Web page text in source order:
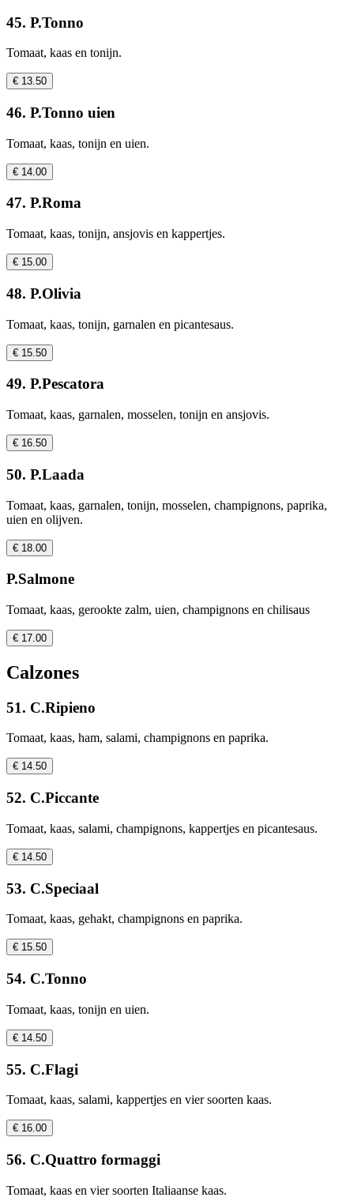
45. P.Tonno
Tomaat, kaas en tonijn.
€ 13.50
46. P.Tonno uien
Tomaat, kaas, tonijn en uien.
€ 14.00
47. P.Roma
Tomaat, kaas, tonijn, ansjovis en kappertjes.
€ 15.00
48. P.Olivia
Tomaat, kaas, tonijn, garnalen en picantesaus.
€ 15.50
49. P.Pescatora
Tomaat, kaas, garnalen, mosselen, tonijn en ansjovis.
€ 16.50
50. P.Laada
Tomaat, kaas, garnalen, tonijn, mosselen, champignons, paprika,
uien en olijven.
€ 18.00
P.Salmone
Tomaat, kaas, gerookte zalm, uien, champignons en chilisaus
€ 17.00
Calzones
51. C.Ripieno
Tomaat, kaas, ham, salami, champignons en paprika.
€ 14.50
52. C.Piccante
Tomaat, kaas, salami, champignons, kappertjes en picantesaus.
€ 14.50
53. C.Speciaal
Tomaat, kaas, gehakt, champignons en paprika.
€ 15.50
54. C.Tonno
Tomaat, kaas, tonijn en uien.
€ 14.50
55. C.Flagi
Tomaat, kaas, salami, kappertjes en vier soorten kaas.
€ 16.00
56. C.Quattro formaggi
Tomaat, kaas en vier soorten Italiaanse kaas.